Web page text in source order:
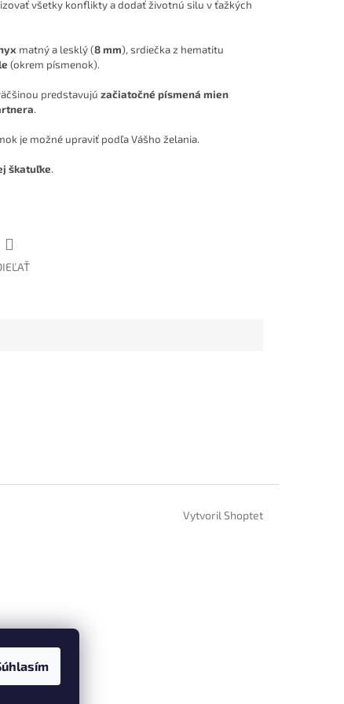
všetky konflikty a dodať životnú silu v ťažkých
matný a lesklý (8 mm), srdiečka z hematitu
(okrem písmenok).
predstavujú začiatočné písmená mien
.
je možné upraviť podľa Vášho želania.
škatuľke.
Vytvoril Shoptet